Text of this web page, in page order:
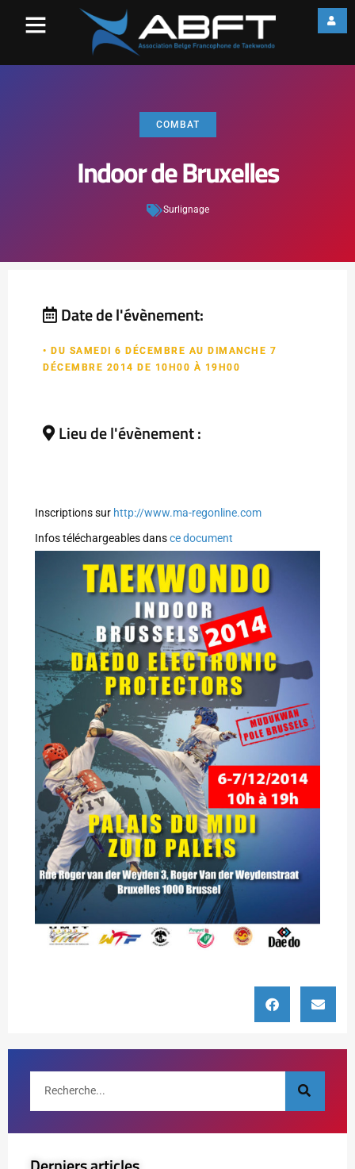
COMBAT
Indoor de Bruxelles
Surlignage
Date de l'évènement:
• DU SAMEDI 6 DÉCEMBRE AU DIMANCHE 7
DÉCEMBRE 2014 DE 10H00 À 19H00
Lieu de l'évènement :
Inscriptions sur http://www.ma-regonline.com
Infos téléchargeables dansce document